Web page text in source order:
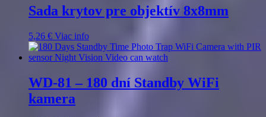
Sada krytov pre objektív 8x8mm
5,26 € Viac info
WD-81 – 180 dní Standby WiFi
kamera